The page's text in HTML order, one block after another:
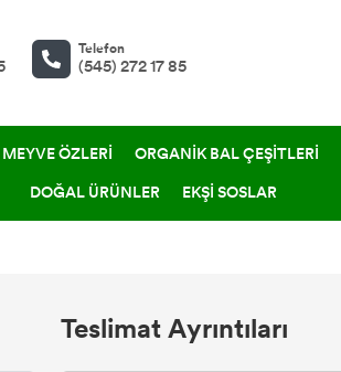
Telefon
(545) 272 17 85
ÖZLERİ ORGANİK BAL ÇEŞİTLERİ
DOĞAL ÜRÜNLER
EKŞİ SOSLAR
Teslimat Ayrıntıları